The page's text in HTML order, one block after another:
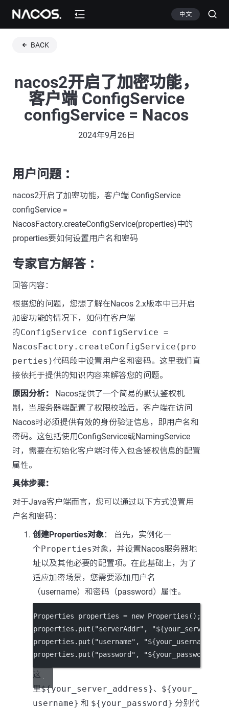
中文
BACK
nacos2开启了加密功能，
客户端 ConfigService
configService = Nacos
2024年9月26日
用户问题 ：
nacos2开启了加密功能，客户端 ConfigService
configService =
NacosFactory.createConfigService(properties)中的
properties要如何设置用户名和密码
专家官方解答 ：
回答内容：
根据您的问题，您想了解在Nacos 2.x版本中已开启
加密功能的情况下，如何在客户端
的ConfigService configService =
NacosFactory.createConfigService(pro
perties)代码段中设置用户名和密码。这里我们直
接依托于提供的知识内容来解答您的问题。
原因分析：
Nacos提供了一个简易的默认鉴权机
制，当服务器端配置了权限校验后，客户端在访问
Nacos时必须提供有效的身份验证信息，即用户名和
密码。这包括使用ConfigService或NamingService
时，需要在初始化客户端时传入包含鉴权信息的配置
属性。
具体步骤：
对于Java客户端而言，您可以通过以下方式设置用
户名和密码：
创建Properties对象： 首先，实例化一
个Properties对象，并设置Nacos服务器地
址以及其他必要的配置项。在此基础上，为了
适应加密场景，您需要添加用户名
（username）和密码（password）属性。
Properties properties = new Properties ();
properties. put ( "serverAddr" ,
properties. put ( "username" , "${your_username}"
properties. put ( "password" , "${your_password}"
这
里${your_server_address}、 ${your_
username} 和 ${your_password} 分别代